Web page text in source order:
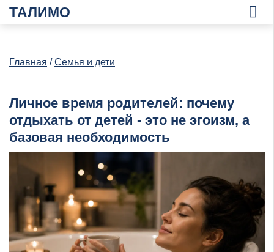
ТАЛИМО
Главная /Семья и дети
Личное время родителей: почему
отдыхать от детей - это не эгоизм, а
базовая необходимость